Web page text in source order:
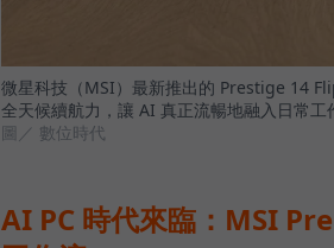
微星科技（MSI）最新推出的 Prestige 14
全天候續航力，讓 AI 真正流暢地融入日常工
圖／ 數位時代
AI PC 時代來臨：MSI